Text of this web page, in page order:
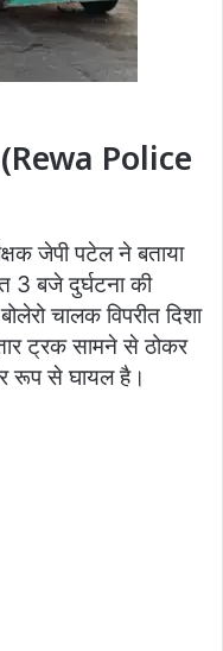
Police
​जेपी पटेल ने बताया
3 बजे दुर्घटना की
चालक विपरीत दिशा
ट्रक सामने से ठोकर
रूप से घायल है।